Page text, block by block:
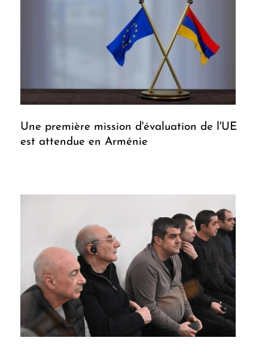
Une première mission d'évaluation de l'UE
est attendue en Arménie